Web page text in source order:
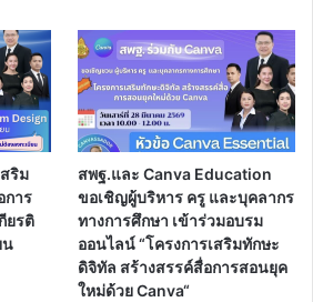
ริม
การ
ยรติ
น
สพฐ.และ Canva Education
ขอเชิญผู้บริหาร ครู และบุคลากร
ทางการศึกษา เข้าร่วมอบรม
ออนไลน์ “โครงการเสริมทักษะ
ดิจิทัล สร้างสรรค์สื่อการสอนยุค
ใหม่ด้วย Canva“